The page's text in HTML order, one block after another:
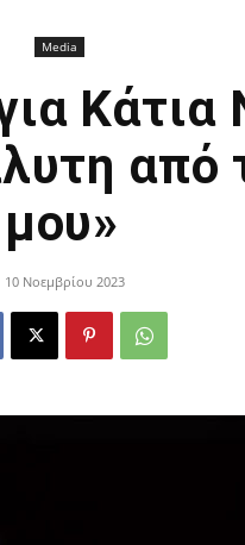
Media
Κάτια
από
μου»
10 Νοεμβρίου 2023